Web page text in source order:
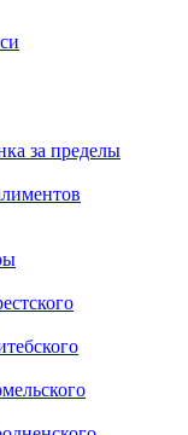
за пределы